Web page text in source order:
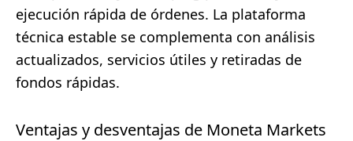
ejecución rápida de órdenes. La plataforma
técnica estable se complementa con análisis
actualizados, servicios útiles y retiradas de
fondos rápidas.
Ventajas y desventajas de Moneta Markets